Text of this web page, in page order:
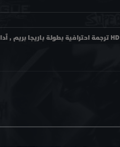
مشاهدة مسلسل Commando الحلقة 2 الثانية مترجمة اون لاين وتحميل بجودة عالية متعددة HD ترجمة احترافية بطولة باريجا بريم , آدا